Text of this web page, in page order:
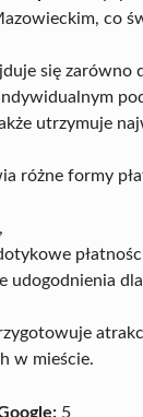
co
się zarówno
utrzymuje
różne formy
udogodnienia
w mieście.
5